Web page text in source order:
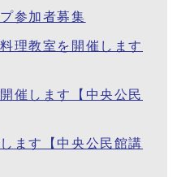
参加者募集
理教室を開催します
催します【中央公民
ます【中央公民館講